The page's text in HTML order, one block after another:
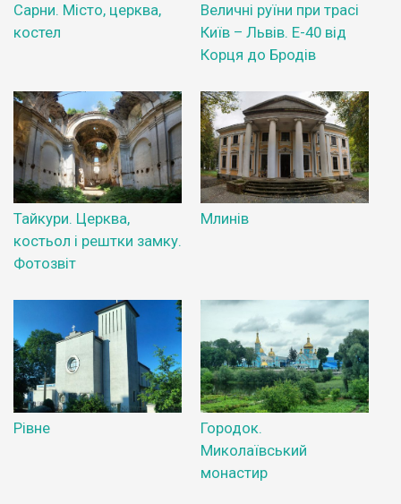
Сарни. Місто, церква,
костел
Величні руїни при трасі
Київ – Львів. Е-40 від
Корця до Бродів
Тайкури. Церква,
костьол і рештки замку.
Фотозвіт
Млинів
Рівне
Городок.
Миколаївський
монастир